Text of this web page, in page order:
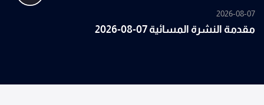
2026-08-07
مقدمة النشرة المسائية 07-08-2026